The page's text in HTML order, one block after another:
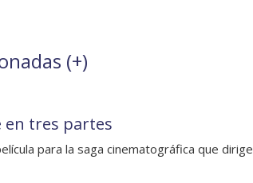
(+)
en tres partes
para la saga cinematográfica que dirige